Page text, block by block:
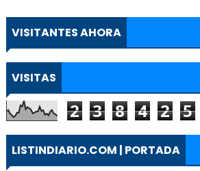
VISITANTES AHORA
VISITAS
2 3 8 4 2 5
LISTINDIARIO.COM | PORTADA